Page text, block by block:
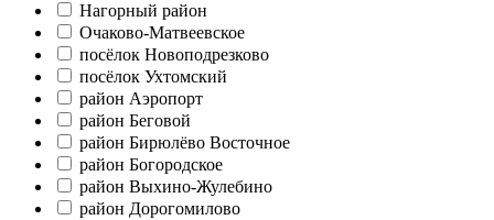
Нагорный район
Очаково-Матвеевское
посёлок Новоподрезково
посёлок Ухтомский
район Аэропорт
район Беговой
район Бирюлёво Восточное
район Богородское
район Выхино-Жулебино
район Дорогомилово